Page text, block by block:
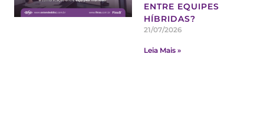
ENTRE EQUIPES
HÍBRIDAS?
21/07/2026
Leia Mais »